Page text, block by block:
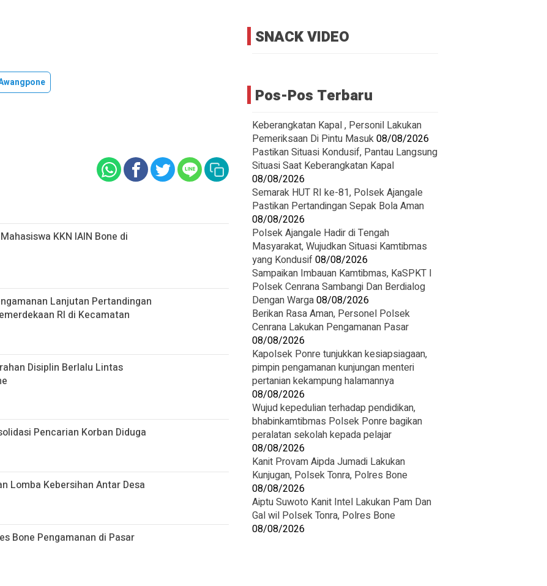
KKN IAIN Bone di
Lanjutan Pertandingan
RI di Kecamatan
Disiplin Berlalu Lintas
Pencarian Korban Diduga
Lomba Kebersihan Antar Desa
Bone Pengamanan di Pasar
SNACK VIDEO
Pos-Pos Terbaru
Keberangkatan Kapal , Personil Lakukan
Pemeriksaan Di Pintu Masuk08/08/2026
Pastikan Situasi Kondusif, Pantau Langsung
Situasi Saat Keberangkatan Kapal
08/08/2026
Semarak HUT RI ke-81, Polsek Ajangale
Pastikan Pertandingan Sepak Bola Aman
08/08/2026
Polsek Ajangale Hadir di Tengah
Masyarakat, Wujudkan Situasi Kamtibmas
yang Kondusif08/08/2026
‎Sampaikan Imbauan Kamtibmas, KaSPKT I
Polsek Cenrana Sambangi Dan Berdialog
Dengan Warga08/08/2026
‎Berikan Rasa Aman, Personel Polsek
Cenrana Lakukan Pengamanan Pasar
08/08/2026
Kapolsek Ponre tunjukkan kesiapsiagaan,
pimpin pengamanan kunjungan menteri
pertanian kekampung halamannya
08/08/2026
Wujud kepedulian terhadap pendidikan,
bhabinkamtibmas Polsek Ponre bagikan
peralatan sekolah kepada pelajar
08/08/2026
Kanit Provam Aipda Jumadi Lakukan
Kunjugan, Polsek Tonra, Polres Bone
08/08/2026
Aiptu Suwoto Kanit Intel Lakukan Pam Dan
Gal wil Polsek Tonra, Polres Bone
08/08/2026